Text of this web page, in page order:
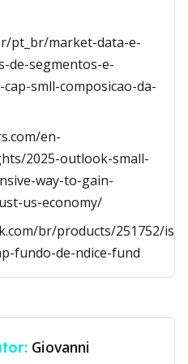
pt_br/market-data-e-
de-segmentos-e-
smll-composicao-da-
en-
2025-outlook-small-
way-to-gain-
us-economy/
br/products/251752/
fundo-de-ndice-fund
Giovanni